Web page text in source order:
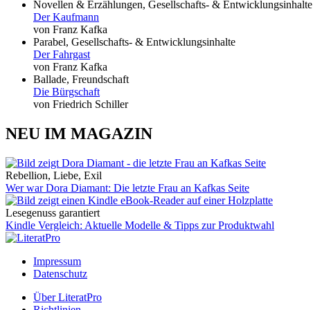
Novellen & Erzählungen, Gesellschafts- & Entwicklungsinhalte
Der Kaufmann
von Franz Kafka
Parabel, Gesellschafts- & Entwicklungsinhalte
Der Fahrgast
von Franz Kafka
Ballade, Freundschaft
Die Bürgschaft
von Friedrich Schiller
NEU IM MAGAZIN
Rebellion, Liebe, Exil
Wer war Dora Diamant: Die letzte Frau an Kafkas Seite
Lesegenuss garantiert
Kindle Vergleich: Aktuelle Modelle & Tipps zur Produktwahl
Impressum
Datenschutz
Über LiteratPro